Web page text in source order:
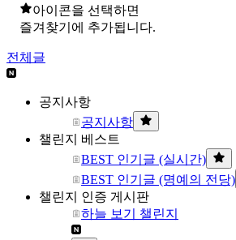
아이콘을 선택하면
즐겨찾기에 추가됩니다.
전체글
공지사항
공지사항
챌린지 베스트
BEST 인기글 (실시간)
BEST 인기글 (명예의 전당)
챌린지 인증 게시판
하늘 보기 챌린지